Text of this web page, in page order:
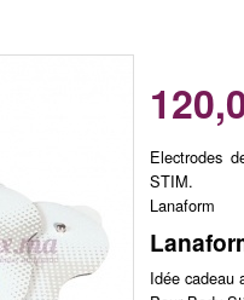
Electrodes
STIM.
Lanaform
Idée cadeau